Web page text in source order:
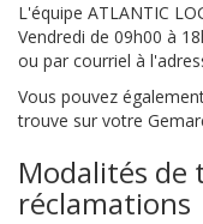
L'équipe ATLANTIC
Vendredi de 09h00 à
ou par courriel à
Vous pouvez
trouve sur votre
Modalités
réclamations